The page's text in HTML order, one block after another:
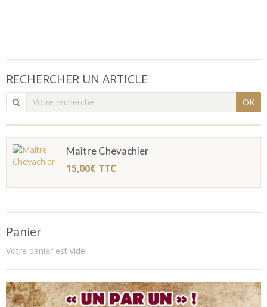
RECHERCHER UN ARTICLE
OK
Maître Chevachier
15,00€ TTC
Panier
Votre panier est vide